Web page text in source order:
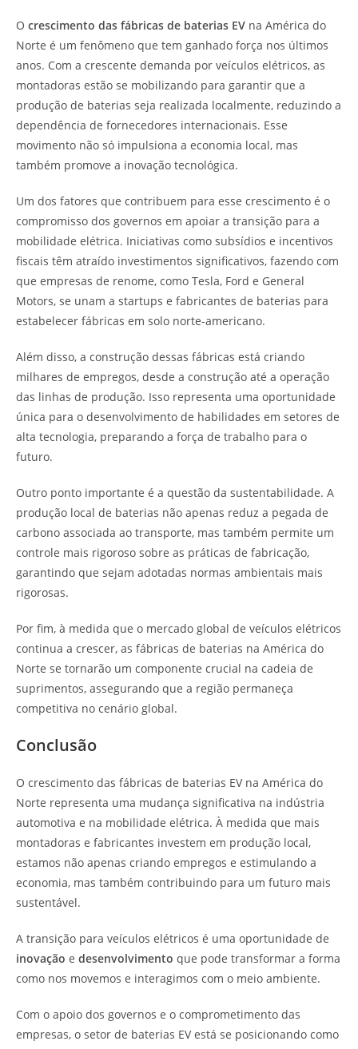
O crescimento das fábricas de baterias EV na América do
Norte é um fenômeno que tem ganhado força nos últimos
anos. Com a crescente demanda por veículos elétricos, as
montadoras estão se mobilizando para garantir que a
produção de baterias seja realizada localmente, reduzindo a
dependência de fornecedores internacionais. Esse
movimento não só impulsiona a economia local, mas
também promove a inovação tecnológica.
Um dos fatores que contribuem para esse crescimento é o
compromisso dos governos em apoiar a transição para a
mobilidade elétrica. Iniciativas como subsídios e incentivos
fiscais têm atraído investimentos significativos, fazendo com
que empresas de renome, como Tesla, Ford e General
Motors, se unam a startups e fabricantes de baterias para
estabelecer fábricas em solo norte-americano.
Além disso, a construção dessas fábricas está criando
milhares de empregos, desde a construção até a operação
das linhas de produção. Isso representa uma oportunidade
única para o desenvolvimento de habilidades em setores de
alta tecnologia, preparando a força de trabalho para o
futuro.
Outro ponto importante é a questão da sustentabilidade. A
produção local de baterias não apenas reduz a pegada de
carbono associada ao transporte, mas também permite um
controle mais rigoroso sobre as práticas de fabricação,
garantindo que sejam adotadas normas ambientais mais
rigorosas.
Por fim, à medida que o mercado global de veículos elétricos
continua a crescer, as fábricas de baterias na América do
Norte se tornarão um componente crucial na cadeia de
suprimentos, assegurando que a região permaneça
competitiva no cenário global.
Conclusão
O crescimento das fábricas de baterias EV na América do
Norte representa uma mudança significativa na indústria
automotiva e na mobilidade elétrica. À medida que mais
montadoras e fabricantes investem em produção local,
estamos não apenas criando empregos e estimulando a
economia, mas também contribuindo para um futuro mais
sustentável.
A transição para veículos elétricos é uma oportunidade de
inovação e desenvolvimento que pode transformar a forma
como nos movemos e interagimos com o meio ambiente.
Com o apoio dos governos e o comprometimento das
empresas, o setor de baterias EV está se posicionando como